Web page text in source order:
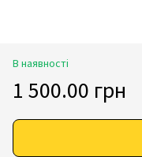
В наявності
1 500.00 грн